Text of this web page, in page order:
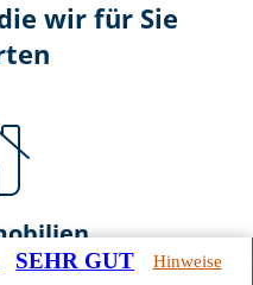
wir für Sie
SEHR GUT Hinweise